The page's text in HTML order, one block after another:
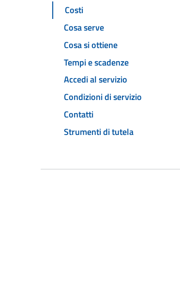
Costi
Cosa serve
Cosa si ottiene
Tempi e scadenze
Accedi al servizio
Condizioni di servizio
Contatti
Strumenti di tutela